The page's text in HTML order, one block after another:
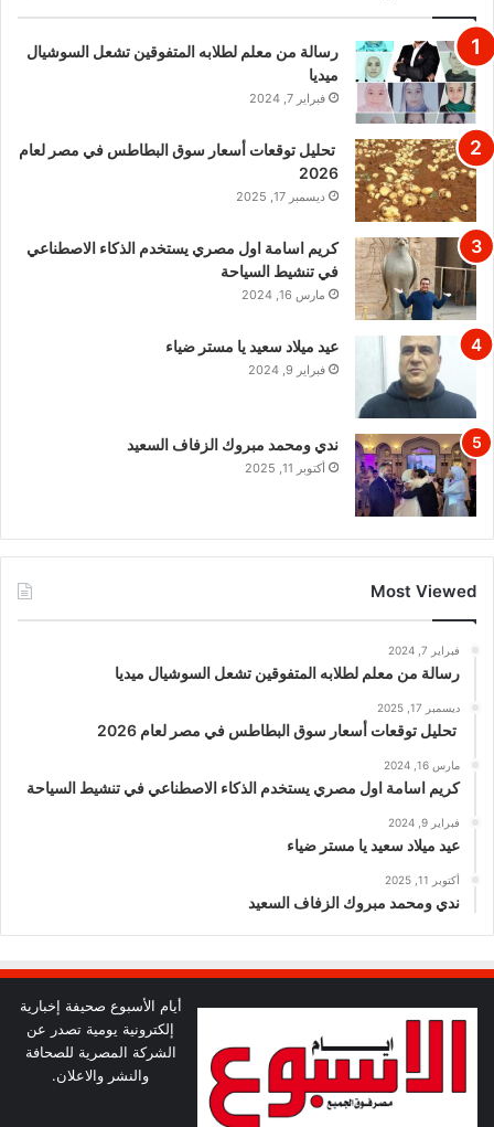
رسالة من معلم لطلابه المتفوقين تشعل السوشيال
ميديا
فبراير 7, 2024
تحليل توقعات أسعار سوق البطاطس في مصر لعام
2026
ديسمبر 17, 2025
كريم اسامة اول مصري يستخدم الذكاء الاصطناعي
في تنشيط السياحة
مارس 16, 2024
عيد ميلاد سعيد يا مستر ضياء
فبراير 9, 2024
ندي ومحمد مبروك الزفاف السعيد
أكتوبر 11, 2025
Most Viewed
فبراير 7, 2024
رسالة من معلم لطلابه المتفوقين تشعل السوشيال ميديا
ديسمبر 17, 2025
تحليل توقعات أسعار سوق البطاطس في مصر لعام 2026
مارس 16, 2024
كريم اسامة اول مصري يستخدم الذكاء الاصطناعي في تنشيط السياحة
فبراير 9, 2024
عيد ميلاد سعيد يا مستر ضياء
أكتوبر 11, 2025
ندي ومحمد مبروك الزفاف السعيد
أيام الأسبوع صحيفة إخبارية
إلكترونية يومية تصدر عن
الشركة المصرية للصحافة
والنشر والاعلان.